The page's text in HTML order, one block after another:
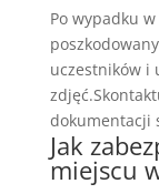
Po wypadku
uczestników i
dokumentacji
Jak
miejscu